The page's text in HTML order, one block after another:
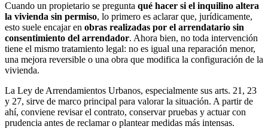
Cuando un propietario se pregunta qué hacer si el inquilino altera
la vivienda sin permiso, lo primero es aclarar que, jurídicamente,
esto suele encajar en obras realizadas por el arrendatario sin
consentimiento del arrendador. Ahora bien, no toda intervención
tiene el mismo tratamiento legal: no es igual una reparación menor,
una mejora reversible o una obra que modifica la configuración de la
vivienda.
La Ley de Arrendamientos Urbanos, especialmente sus arts. 21, 23
y 27, sirve de marco principal para valorar la situación. A partir de
ahí, conviene revisar el contrato, conservar pruebas y actuar con
prudencia antes de reclamar o plantear medidas más intensas.